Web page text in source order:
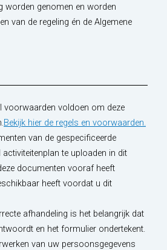
worden genomen en worden
van de regeling én de Algemene
voorwaarden voldoen om deze
Bekijk hier de regels en voorwaarden.
van de gespecificeerde
activiteitenplan te uploaden in dit
documenten vooraf heeft
heeft voordat u dit
afhandeling is het belangrijk dat
en het formulier ondertekent.
van uw persoonsgegevens